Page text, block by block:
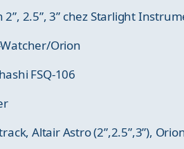
2”, 2.5”, 3” chez Starlight
Orion
FSQ-106
Altair Astro (2”,2.5”,3”),